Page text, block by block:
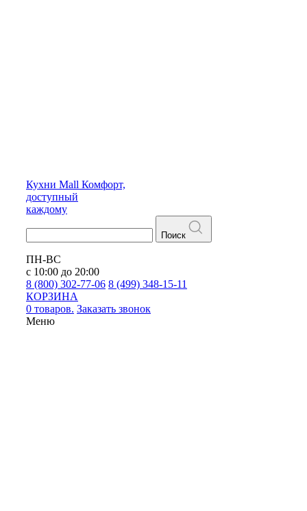
Кухни Mall Комфорт,
доступный
каждому
Поиск
ПН-ВС
с 10:00 до 20:00
8 (800) 302-77-06 8 (499) 348-15-11
КОРЗИНА
0 товаров. Заказать звонок
Меню